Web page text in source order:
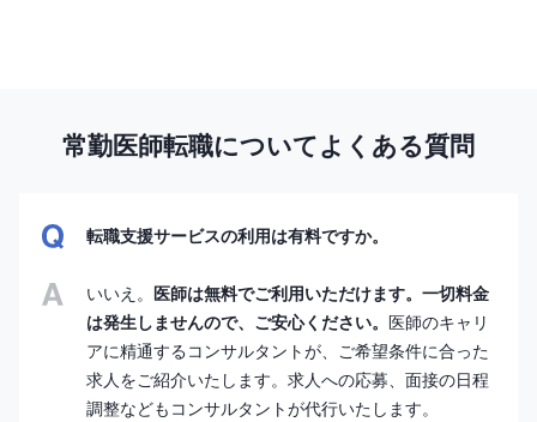
常勤医師転職についてよくある質問
転職支援サービスの利用は有料ですか。
いいえ。 医師は無料でご利用いただけます。一切料金
は発生しませんので、ご安心ください。 医師のキャリ
アに精通するコンサルタントが、ご希望条件に合った
求人をご紹介いたします。求人への応募、面接の日程
調整などもコンサルタントが代行いたします。